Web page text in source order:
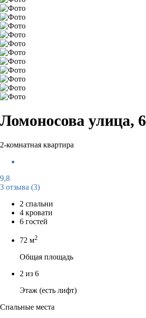
Ломоносова улица, 6
2-комнатная квартира
9,8
3 отзыва (3)
2 спальни
4 кровати
6 гостей
72 м2
Общая площадь
2 из 6
Этаж (есть лифт)
Спальные места